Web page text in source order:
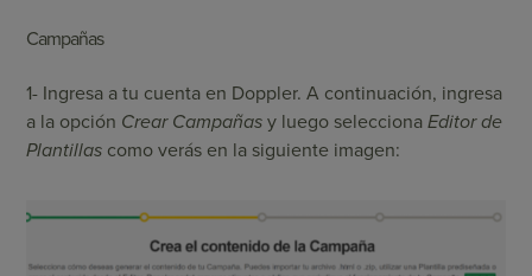
Campañas
1- Ingresa a tu cuenta en Doppler. A continuación, ingresa
a la opción Crear Campañasy luego seleccionaEditor de
Plantillas como verás en la siguiente imagen: